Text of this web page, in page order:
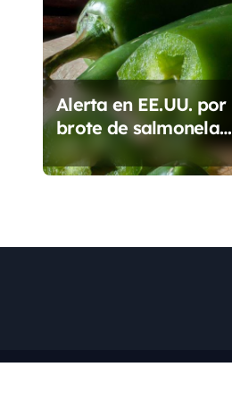
a
s
Alerta en EE.UU. por
brote de salmonela
ligado a jalapeños
mexicanos; reportan